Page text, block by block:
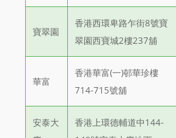
寶翠園
香港西環卑路乍街8號寶
翠園西寶城2樓237舖
華富
香港華富(一)邨華珍樓
714-715號舖
安泰大
香港上環德輔道中144-